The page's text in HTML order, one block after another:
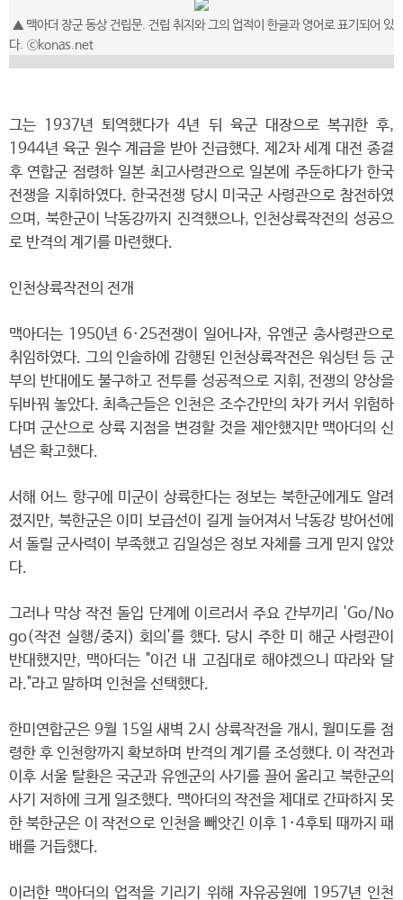
▲ 맥아더 장군 동상 건립문. 건립 취지와 그의 업적이 한글과 영어로 표기되어 있
다. ⓒkonas.net
그는 1937년 퇴역했다가 4년 뒤 육군 대장으로 복귀한 후,
1944년 육군 원수 계급을 받아 진급했다. 제2차 세계 대전 종결
후 연합군 점령하 일본 최고사령관으로 일본에 주둔하다가 한국
전쟁을 지휘하였다. 한국전쟁 당시 미국군 사령관으로 참전하였
으며, 북한군이 낙동강까지 진격했으나, 인천상륙작전의 성공으
로 반격의 계기를 마련했다.
인천상륙작전의 전개
맥아더는 1950년 6·25전쟁이 일어나자, 유엔군 총사령관으로
취임하였다. 그의 인솔하에 감행된 인천상륙작전은 워싱턴 등 군
부의 반대에도 불구하고 전투를 성공적으로 지휘, 전쟁의 양상을
뒤바꿔 놓았다. 최측근들은 인천은 조수간만의 차가 커서 위험하
다며 군산으로 상륙 지점을 변경할 것을 제안했지만 맥아더의 신
념은 확고했다.
서해 어느 항구에 미군이 상륙한다는 정보는 북한군에게도 알려
졌지만, 북한군은 이미 보급선이 길게 늘어져서 낙동강 방어선에
서 돌릴 군사력이 부족했고 김일성은 정보 자체를 크게 믿지 않았
다.
그러나 막상 작전 돌입 단계에 이르러서 주요 간부끼리 'Go/No
go(작전 실행/중지) 회의'를 했다. 당시 주한 미 해군 사령관이
반대했지만, 맥아더는 "이건 내 고집대로 해야겠으니 따라와 달
라."라고 말하며 인천을 선택했다.
한미연합군은 9월 15일 새벽 2시 상륙작전을 개시, 월미도를 점
령한 후 인천항까지 확보하며 반격의 계기를 조성했다. 이 작전과
이후 서울 탈환은 국군과 유엔군의 사기를 끌어 올리고 북한군의
사기 저하에 크게 일조했다. 맥아더의 작전을 제대로 간파하지 못
한 북한군은 이 작전으로 인천을 빼앗긴 이후 1·4후퇴 때까지 패
배를 거듭했다.
이러한 맥아더의 업적을 기리기 위해 자유공원에 1957년 인천